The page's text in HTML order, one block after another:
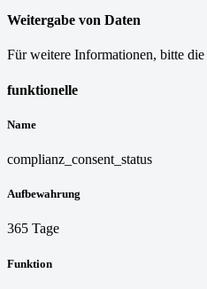
Weitergabe von Daten
Für weitere Informationen, bitte die
funktionelle
Name
complianz_consent_status
Aufbewahrung
365 Tage
Funktion